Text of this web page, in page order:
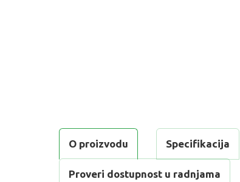
O proizvodu Specifikacija
Proveri dostupnost u radnjama